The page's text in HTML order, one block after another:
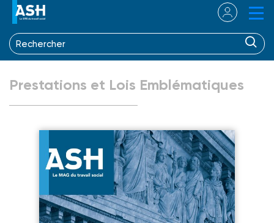
Prestations et Lois Emblématiques